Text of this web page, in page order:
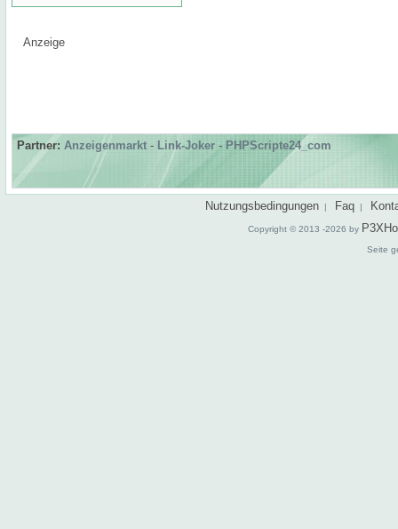
Anzeige
Partner: Anzeigenmarkt - Link-Joker - PHPScripte24_com
Nutzungsbedingungen | Faq |
Copyright © 2013 -2026 by
Seite